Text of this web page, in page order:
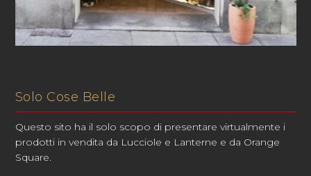
Solo Cose Belle
Questo sito ha il solo scopo di presentare virtualmente i
prodotti in vendita da Lucciole e Lanterne e da Orange
Square.